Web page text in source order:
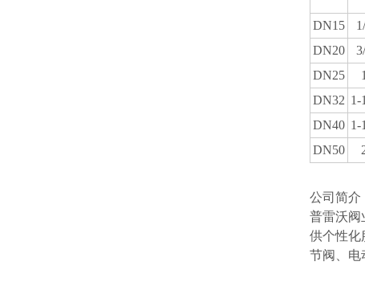
DN15
DN20
DN25
DN32 1-
DN40 1-
DN50
公司简介
普雷沃阀
供个性化
节阀、电